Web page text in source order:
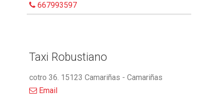
667993597
Taxi Robustiano
cotro 36. 15123 Camariñas - Camariñas
Email